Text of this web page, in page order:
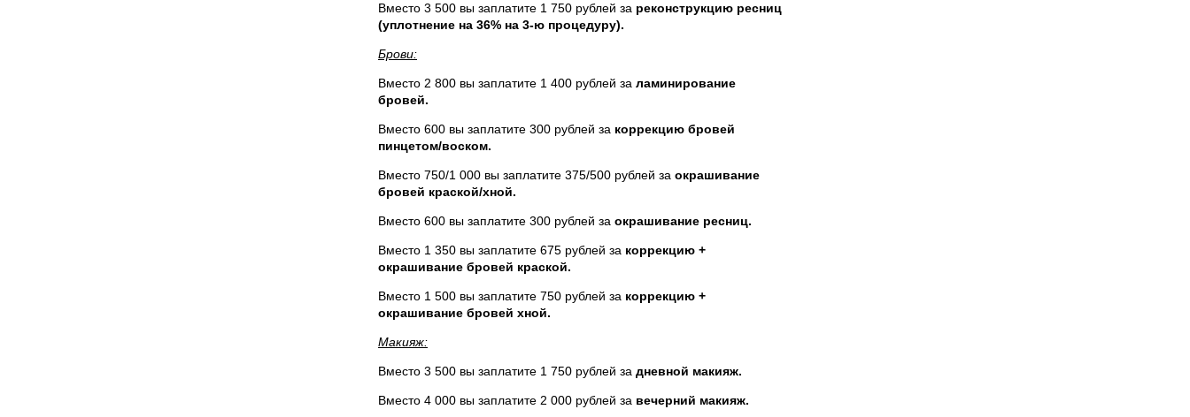
Вместо 3 500 вы заплатите 1 750 рублей за реконструкцию ресниц
(уплотнение на 36% на 3-ю процедуру).
Брови:
Вместо 2 800 вы заплатите 1 400 рублей за ламинирование
бровей.
Вместо 600 вы заплатите 300 рублей за коррекцию бровей
пинцетом/воском.
Вместо 750/1 000 вы заплатите 375/500 рублей за окрашивание
бровей краской/хной.
Вместо 600 вы заплатите 300 рублей за окрашивание ресниц.
Вместо 1 350 вы заплатите 675 рублей за коррекцию +
окрашивание бровей краской.
Вместо 1 500 вы заплатите 750 рублей за коррекцию +
окрашивание бровей хной.
Макияж:
Вместо 3 500 вы заплатите 1 750 рублей за дневной макияж.
Вместо 4 000 вы заплатите 2 000 рублей за вечерний макияж.